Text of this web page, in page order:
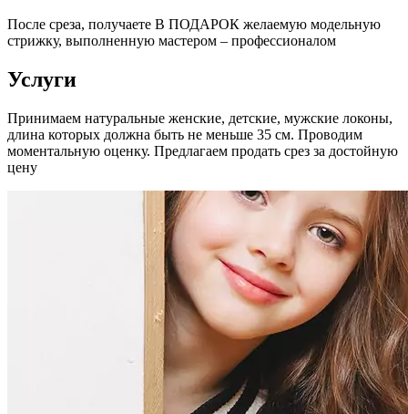
После среза, получаете В ПОДАРОК желаемую модельную
стрижку, выполненную мастером – профессионалом
Услуги
Принимаем натуральные женские, детские, мужские локоны,
длина которых должна быть не меньше 35 см. Проводим
моментальную оценку. Предлагаем продать срез за достойную
цену